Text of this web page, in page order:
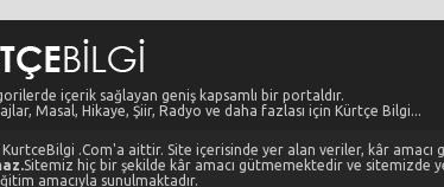
içerik sağlayan geniş kapsamlı bir portaldır.
Masal, Hikaye, Şiir, Radyo ve daha fazlası için Kürtçe Bilgi...
.Com'a aittir. Site içerisinde yer alan veriler, kâr amacı
Sitemiz hiç bir şekilde kâr amacı gütmemektedir ve sitemizde
amacıyla sunulmaktadır.